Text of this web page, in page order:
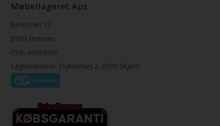
Møbellageret Aps
Renrosen 15
8700 Horsens
CVR: 44989565
Lagerlokation: Trykkerivej 2, 6900 Skjern